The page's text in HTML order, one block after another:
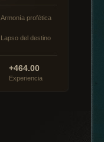
Armonía profética
Lapso del destino
+464.00
Experiencia